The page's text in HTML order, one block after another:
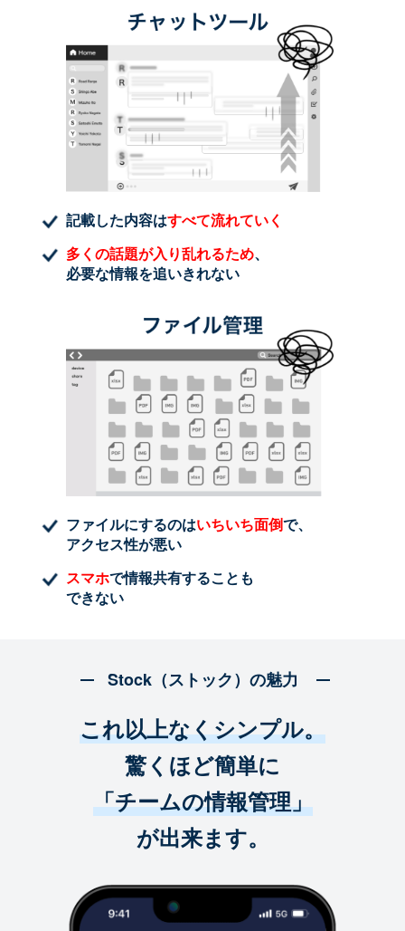
記載した内容はすべて流れていく
多くの話題が入り乱れるため、
必要な情報を追いきれない
ファイルにするのはいちいち面倒で、
アクセス性が悪い
スマホで情報共有することも
できない
Stock（ストック）の魅力
これ以上なくシンプル。
驚くほど簡単に
「チームの情報管理」
が出来ます。